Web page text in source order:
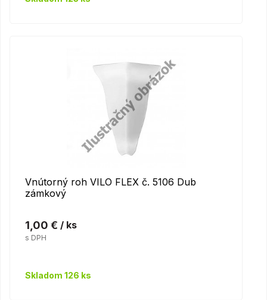
Vnútorný roh VILO FLEX č. 5106 Dub
zámkový
1,00 € / ks
s DPH
Skladom 126 ks